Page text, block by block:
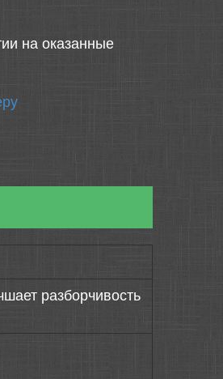
на оказанные
разборчивость